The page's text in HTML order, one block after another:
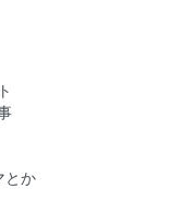
とか